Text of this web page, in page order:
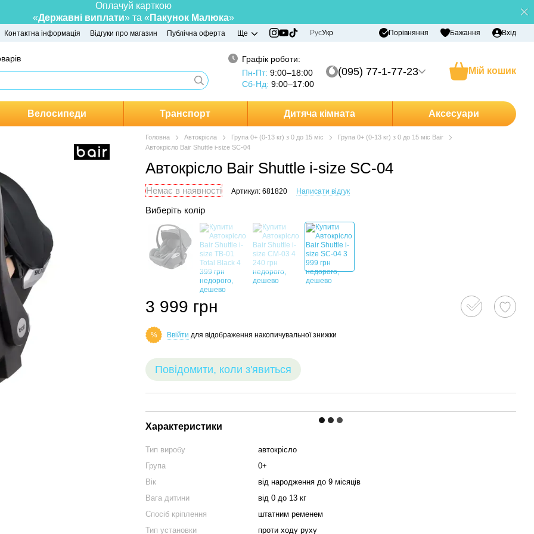
Оплачуй карткою
«Державні виплати» та « Пакунок Малюка»
Контактна інформація Відгуки про магазин Публічна оферта Ще РусУкр Порівняння Бажання Вхід
Графік роботи:
Пн-Пт: 9:00–18:00
Сб-Нд: 9:00–17:00
(095) 77-1-77-23 Мій кошик
Велосипеди Транспорт Дитяча кімната Аксесуари
Головна Автокрісла Група 0+ (0-13 кг) з 0 до 15 міс
Група 0+ (0-13 кг) з 0 до 15 міс Bair
Автокрісло Bair Shuttle i-size SC-04
Автокрісло Bair Shuttle i-size SC-04
Немає в наявності Артикул: 681820 Написати відгук
Виберіть колір
3 999 грн
% Ввійти для відображення накопичувальної знижки
Повідомити, коли з'явиться
Характеристики
Тип виробу
автокрісло
Група
0+
Вік
від народження до 9 місяців
Вага дитини
від 0 до 13 кг
Спосіб кріплення
штатним ременем
Тип установки
проти ходу руху